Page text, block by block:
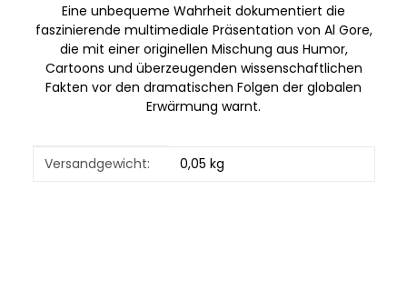
Eine unbequeme Wahrheit dokumentiert die
faszinierende multimediale Präsentation von Al Gore,
die mit einer originellen Mischung aus Humor,
Cartoons und überzeugenden wissenschaftlichen
Fakten vor den dramatischen Folgen der globalen
Erwärmung warnt.
Produkteigenschaft
Wert
Versandgewicht: 0,05 kg